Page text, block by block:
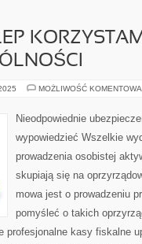
MOŻLIWOŚĆ
Nieodpowiednie
wypowiedzieć Wszelkie
prowadzenia osobistej
skupiają się na
mowa jest o prowadzeniu
pomyśleć o takich
profesjonalne kasy fiskalne